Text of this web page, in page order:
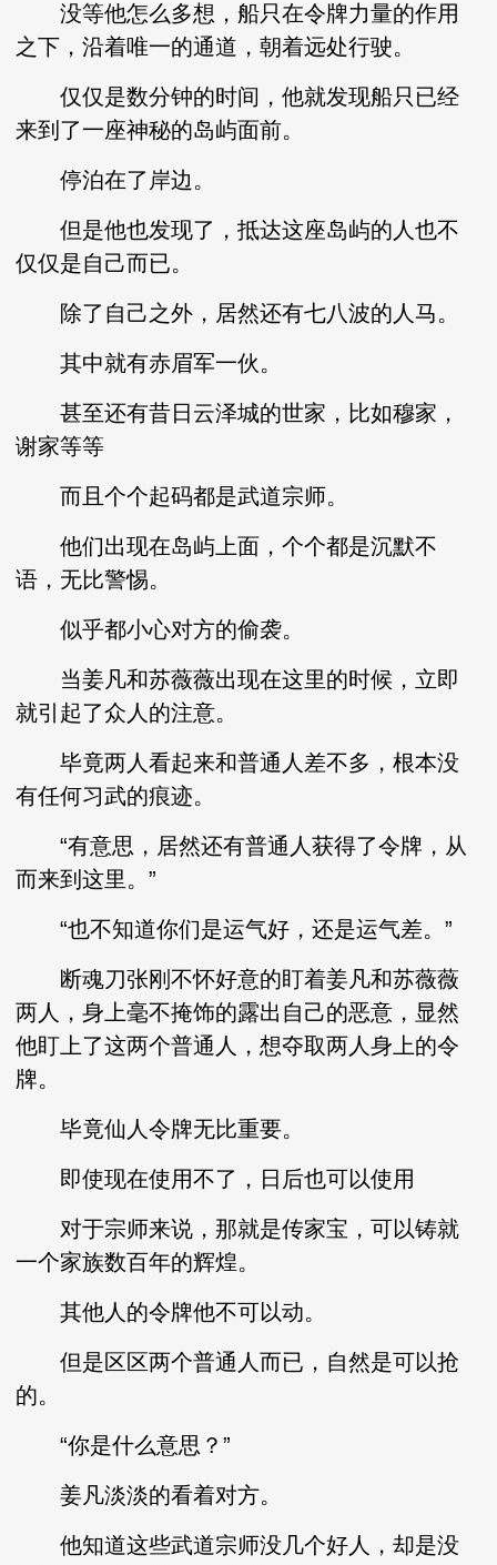
没等他怎么多想，船只在令牌力量的作用
之下，沿着唯一的通道，朝着远处行驶。
仅仅是数分钟的时间，他就发现船只已经
来到了一座神秘的岛屿面前。
停泊在了岸边。
但是他也发现了，抵达这座岛屿的人也不
仅仅是自己而已。
除了自己之外，居然还有七八波的人马。
其中就有赤眉军一伙。
甚至还有昔日云泽城的世家，比如穆家，
谢家等等
而且个个起码都是武道宗师。
他们出现在岛屿上面，个个都是沉默不
语，无比警惕。
似乎都小心对方的偷袭。
当姜凡和苏薇薇出现在这里的时候，立即
就引起了众人的注意。
毕竟两人看起来和普通人差不多，根本没
有任何习武的痕迹。
“有意思，居然还有普通人获得了令牌，从
而来到这里。”
“也不知道你们是运气好，还是运气差。”
断魂刀张刚不怀好意的盯着姜凡和苏薇薇
两人，身上毫不掩饰的露出自己的恶意，显然
他盯上了这两个普通人，想夺取两人身上的令
牌。
毕竟仙人令牌无比重要。
即使现在使用不了，日后也可以使用
对于宗师来说，那就是传家宝，可以铸就
一个家族数百年的辉煌。
其他人的令牌他不可以动。
但是区区两个普通人而已，自然是可以抢
的。
“你是什么意思？”
姜凡淡淡的看着对方。
他知道这些武道宗师没几个好人，却是没